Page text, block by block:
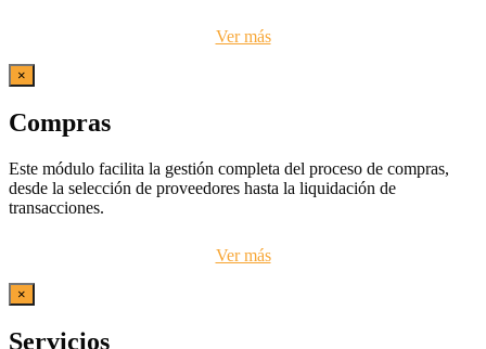
Ver más
×
Compras
Este módulo facilita la gestión completa del proceso de compras,
desde la selección de proveedores hasta la liquidación de
transacciones.
Ver más
×
Servicios